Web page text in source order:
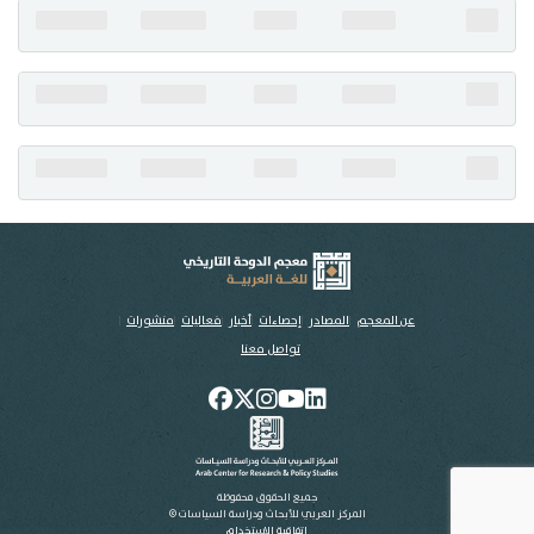
عن المعجم المصادر إحصاءات أخبار فعاليات منشورات
تواصل معنا
جميع الحقوق محفوظة
المركز العربي للأبحاث ودراسة السياسات ©